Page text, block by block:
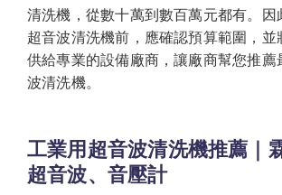
清洗機，從數十萬到數百萬元都有。因
超音波清洗機前，應確認預算範圍，並
供給專業的設備廠商，讓廠商幫您推薦
波清洗機。
工業用超音波清洗機推薦｜
超音波、音壓計